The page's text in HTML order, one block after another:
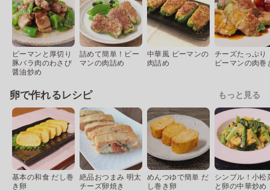
ピーマンと厚切り
豚バラ肉のわさび
醤油炒め
詰めて簡単！ピー
マンの肉詰め
中華風 ピーマンの
肉詰め
チーズたっぷり
ピーマンの肉巻
卵で作れるレシピ もっと見る
基本の和食 だし巻
き卵
絶品おつまみ 明太
チーズ卵焼き
めんつゆで簡単 だ
し巻き卵
シンプル！小松
と卵の中華炒め